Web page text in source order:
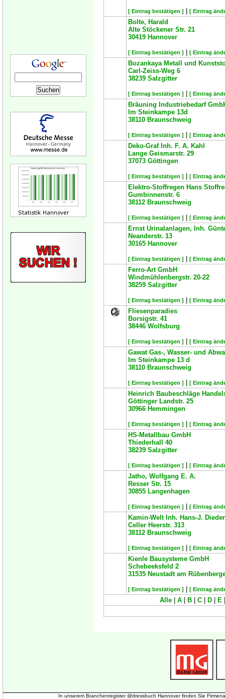
[ Eintrag bestätigen ] [ Eintrag
Bolte, Harald
Alte Stöckener Str. 21
30419 Hannover
[ Eintrag bestätigen ] [ Eintrag
Bozankaya Metall und
Carl-Zeiss-Weg 6
38239 Salzgitter
[ Eintrag bestätigen ] [ Eintrag
Bräuning Industriebedarf
Im Steinkampe 13d
38110 Braunschweig
[ Eintrag bestätigen ] [ Eintrag
Deko-Graf Inh. F. A. Kahl
Lange Geismarstr. 29
37073 Göttingen
[ Eintrag bestätigen ] [ Eintrag
Elektro-Stoffregen Hans
Gumbinnenstr. 6
38112 Braunschweig
[ Eintrag bestätigen ] [ Eintrag
Ernst Urinalanlagen, Inh.
Neanderstr. 13
30165 Hannover
[ Eintrag bestätigen ] [ Eintrag
Ferro-Art GmbH
Windmühlenbergstr. 20-22
38259 Salzgitter
[ Eintrag bestätigen ] [ Eintrag
Fliesenparadies
Borsigstr. 41
38446 Wolfsburg
[ Eintrag bestätigen ] [ Eintrag
Gawat Gas-, Wasser- und
Im Steinkampe 13 d
38110 Braunschweig
[ Eintrag bestätigen ] [ Eintrag
Heinrich Baubeschläge
Göttinger Landstr. 25
30966 Hemmingen
[ Eintrag bestätigen ] [ Eintrag
HS-Metallbau GmbH
Thiederhall 40
38239 Salzgitter
[ Eintrag bestätigen ] [ Eintrag
Jatho, Wolfgang E. A.
Resser Str. 15
30855 Langenhagen
[ Eintrag bestätigen ] [ Eintrag
Kamin-Welt Inh. Hans-J.
Celler Heerstr. 313
38112 Braunschweig
[ Eintrag bestätigen ] [ Eintrag
Kienle Bausysteme GmbH
Schebeeksfeld 2
31535 Neustadt am
[ Eintrag bestätigen ] [ Eintrag
Alle A B C D E
In unserem Branchenregister @dressbuch Hannover finden Sie